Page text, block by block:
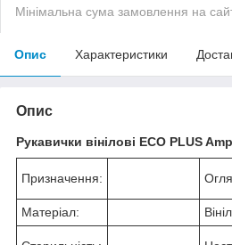
Мінімальна сума замовлення на
Опис Характеристики
Опис
Рукавички вінілові ECO PLUS
Призначення:
Матеріал: